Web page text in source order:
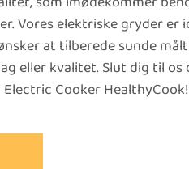
Vores elektriske gryder er
at tilberede sunde
eller kvalitet. Slut dig til os
Cooker HealthyCook!